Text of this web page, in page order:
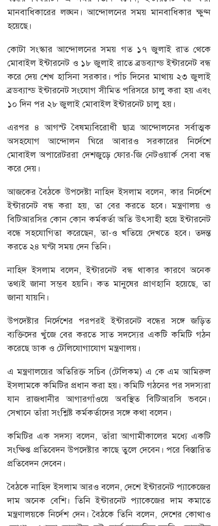
মানবাধিকারের লঙ্ঘন। আন্দোলনের সময় মানবাধিকার ক্ষুণ্ন
হয়েছে।
কোটা সংস্কার আন্দোলনের সময় গত ১৭ জুলাই রাত থেকে
মোবাইল ইন্টারনেট ও ১৮ জুলাই রাতে ব্রডব্যান্ড ইন্টারনেট বন্ধ
করে দেয় শেখ হাসিনা সরকার। পাঁচ দিনের মাথায় ২৩ জুলাই
ব্রডব্যান্ড ইন্টারনেট সংযোগ সীমিত পরিসরে চালু করা হয় এবং
১০ দিন পর ২৮ জুলাই মোবাইল ইন্টারনেট চালু হয়।
এরপর ৪ আগস্ট বৈষম্যবিরোধী ছাত্র আন্দোলনের সর্বাত্মক
অসহযোগ আন্দোলন ঘিরে আবারও সরকারের নির্দেশে
মোবাইল অপারেটররা দেশজুড়ে ফোর-জি নেটওয়ার্ক সেবা বন্ধ
করে দেয়।
আজকের বৈঠকে উপদেষ্টা নাহিদ ইসলাম বলেন, কার নির্দেশে
ইন্টারনেট বন্ধ করা হয়, তা বের করতে হবে। মন্ত্রণালয় ও
বিটিআরসির কোন কোন কর্মকর্তা অতি উৎসাহী হয়ে ইন্টারনেট
বন্ধে সহযোগিতা করেছেন, তা-ও খতিয়ে দেখতে হবে। তদন্ত
করতে ২৪ ঘণ্টা সময় দেন তিনি।
নাহিদ ইসলাম বলেন, ইন্টারনেট বন্ধ থাকার কারণে অনেক
তথ্যই জানা সম্ভব হয়নি। কত মানুষের প্রাণহানি হয়েছে, তা
জানা যায়নি।
উপদেষ্টার নির্দেশের পরপরই ইন্টারনেট বন্ধের সঙ্গে জড়িত
ব্যক্তিদের খুঁজে বের করতে সাত সদস্যের একটি কমিটি গঠন
করেছে ডাক ও টেলিযোগাযোগ মন্ত্রণালয়।
এ মন্ত্রণালয়ের অতিরিক্ত সচিব (টেলিকম) এ কে এম আমিরুল
ইসলামকে কমিটির প্রধান করা হয়। কমিটি গঠনের পর সদস্যরা
যান রাজধানীর আগারগাঁওয়ে অবস্থিত বিটিআরসি ভবনে।
সেখানে তাঁরা সংশ্লিষ্ট কর্মকর্তাদের সঙ্গে কথা বলেন।
কমিটির এক সদস্য বলেন, তাঁরা আগামীকালের মধ্যে একটি
সংক্ষিপ্ত প্রতিবেদন উপদেষ্টার কাছে তুলে দেবেন। পরে বিস্তারিত
প্রতিবেদন দেবেন।
বৈঠকে নাহিদ ইসলাম আরও বলেন, দেশে ইন্টারনেট প্যাকেজের
দাম অনেক বেশি। তিনি ইন্টারনেট প্যাকেজের দাম কমাতে
মন্ত্রণালয়কে নির্দেশ দেন। বৈঠকে তিনি বলেন, দেশের কোথাও